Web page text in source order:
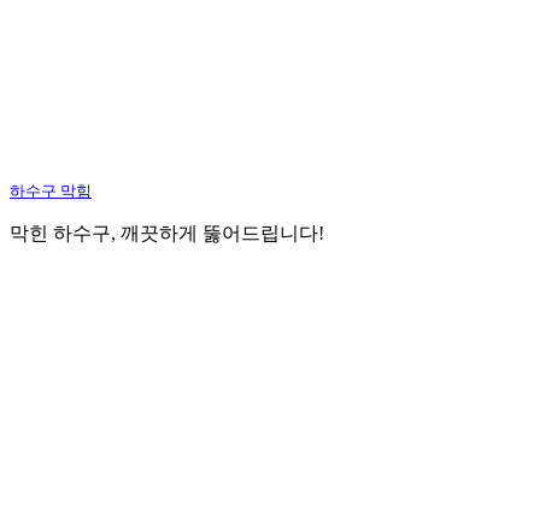
하수구 막힘
막힌 하수구, 깨끗하게 뚫어드립니다!